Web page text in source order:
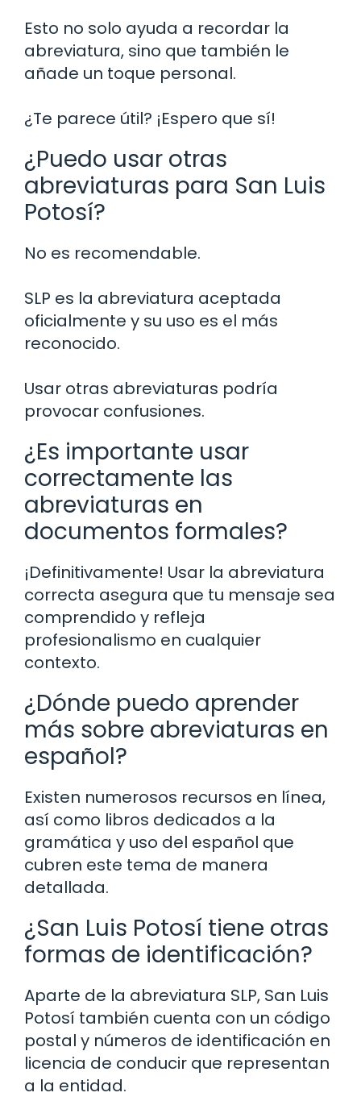
Esto no solo ayuda a recordar la
abreviatura, sino que también le
añade un toque personal.
¿Te parece útil? ¡Espero que sí!
¿Puedo usar otras
abreviaturas para San Luis
Potosí?
No es recomendable.
SLP es la abreviatura aceptada
oficialmente y su uso es el más
reconocido.
Usar otras abreviaturas podría
provocar confusiones.
¿Es importante usar
correctamente las
abreviaturas en
documentos formales?
¡Definitivamente! Usar la abreviatura
correcta asegura que tu mensaje sea
comprendido y refleja
profesionalismo en cualquier
contexto.
¿Dónde puedo aprender
más sobre abreviaturas en
español?
Existen numerosos recursos en línea,
así como libros dedicados a la
gramática y uso del español que
cubren este tema de manera
detallada.
¿San Luis Potosí tiene otras
formas de identificación?
Aparte de la abreviatura SLP, San Luis
Potosí también cuenta con un código
postal y números de identificación en
licencia de conducir que representan
a la entidad.